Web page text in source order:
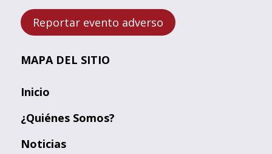
Reportar evento adverso
MAPA DEL SITIO
Inicio
¿Quiénes Somos?
Noticias